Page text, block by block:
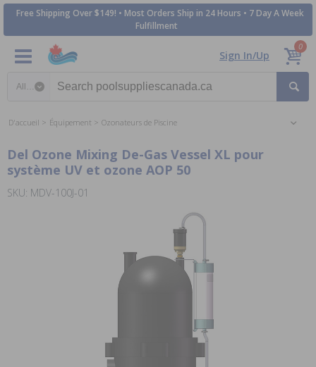
Free Shipping Over $149! • Most Orders Ship in 24 Hours • 7 Day A Week
Fulfillment
Sign In/Up
0
D'accueil Équipement Ozonateurs de Piscine
Del Ozone Mixing De-Gas Vessel XL pour
système UV et ozone AOP 50
SKU: MDV-100J-01